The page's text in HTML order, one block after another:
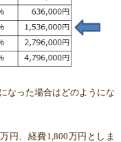
なった場合はどのようにな
円、経費1,800万円としま